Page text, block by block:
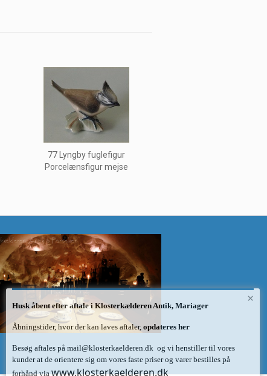
77 Lyngby fuglefigur
Porcelænsfigur mejse
×
Husk åbent efter aftale i Klosterkælderen Antik, Mariager
Åbningstider, hvor der kan laves aftaler, opdateres her
Besøg aftales på mail@klosterkaelderen.dk og vi henstiller til vores
kunder at de orientere sig om vores faste priser og varer bestilles på
forhånd viawww.klosterkaelderen.dk